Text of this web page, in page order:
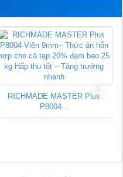
RICHMADE MASTER Plus
P8004...